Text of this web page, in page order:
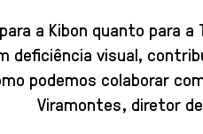
a Kibon quanto para a
deficiência visual,
podemos colaborar
Viramontes, diretor